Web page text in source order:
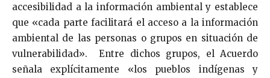
accesibilidad a la información ambiental y establece
que «cada parte facilitará el acceso a la información
ambiental de las personas o grupos en situación de
vulnerabilidad». Entre dichos grupos, el Acuerdo
señala explícitamente «los pueblos indígenas y